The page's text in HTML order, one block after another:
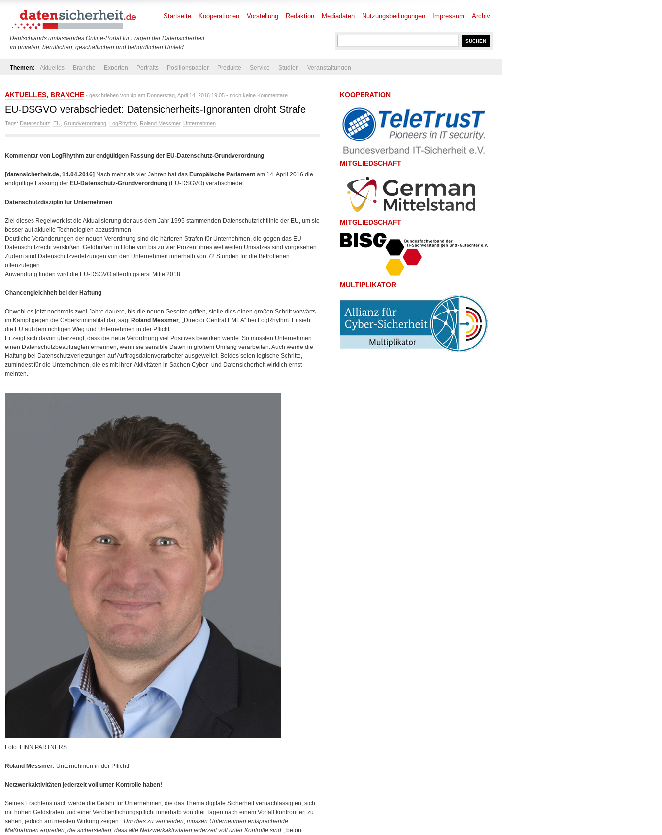
Deutschlands umfassendes Online-Portal für Fragen der Datensicherheit
im privaten, beruflichen, geschäftlichen und behördlichen Umfeld
Startseite Kooperationen Vorstellung Redaktion Mediadaten Nutzungsbedingungen Impressum Archiv
Themen: Aktuelles Branche Experten Portraits Positionspapier Produkte Service Studien Veranstaltungen
AKTUELLES, BRANCHE - geschrieben von dp am Donnerstag, April 14, 2016 19:05 - noch keine Kommentare
EU-DSGVO verabschiedet: Datensicherheits-Ignoranten droht Strafe
Tags: Datenschutz EU Grundverordnung LogRhythm Roland Messmer, Unternehmen
Kommentar von LogRhythm zur endgültigen Fassung der EU-Datenschutz-Grundverordnung
[datensicherheit.de, 14.04.2016] Nach mehr als vier Jahren hat das Europäische Parlament am 14. April 2016 die
endgültige Fassung der EU-Datenschutz-Grundverordnung (EU-DSGVO) verabschiedet.
Datenschutzdisziplin für Unternehmen
Ziel dieses Regelwerk ist die Aktualisierung der aus dem Jahr 1995 stammenden Datenschutzrichtlinie der EU, um sie
besser auf aktuelle Technologien abzustimmen.
Deutliche Veränderungen der neuen Verordnung sind die härteren Strafen für Unternehmen, die gegen das EU-
Datenschutzrecht verstoßen: Geldbußen in Höhe von bis zu vier Prozent ihres weltweiten Umsatzes sind vorgesehen.
Zudem sind Datenschutzverletzungen von den Unternehmen innerhalb von 72 Stunden für die Betroffenen
offenzulegen.
Anwendung finden wird die EU-DSGVO allerdings erst Mitte 2018.
Chancengleichheit bei der Haftung
Obwohl es jetzt nochmals zwei Jahre dauere, bis die neuen Gesetze griffen, stelle dies einen großen Schritt vorwärts
im Kampf gegen die Cyberkriminalität dar, sagt Roland Messmer, „Director Central EMEA“ bei LogRhythm. Er sieht
die EU auf dem richtigen Weg und Unternehmen in der Pflicht.
Er zeigt sich davon überzeugt, dass die neue Verordnung viel Positives bewirken werde. So müssten Unternehmen
einen Datenschutzbeauftragten ernennen, wenn sie sensible Daten in großem Umfang verarbeiten. Auch werde die
Haftung bei Datenschutzverletzungen auf Auftragsdatenverarbeiter ausgeweitet. Beides seien logische Schritte,
zumindest für die Unternehmen, die es mit ihren Aktivitäten in Sachen Cyber- und Datensicherheit wirklich ernst
meinten.
Foto: FINN PARTNERS
Roland Messmer: Unternehmen in der Pflicht!
Netzwerkaktivitäten jederzeit voll unter Kontrolle haben!
Seines Erachtens nach werde die Gefahr für Unternehmen, die das Thema digitale Sicherheit vernachlässigten, sich
mit hohen Geldstrafen und einer Veröffentlichungspflicht innerhalb von drei Tagen nach einem Vorfall konfrontiert zu
sehen, jedoch am meisten Wirkung zeigen. „Um dies zu vermeiden, müssen Unternehmen entsprechende
Maßnahmen ergreifen, die sicherstellen, dass alle Netzwerkaktivitäten jederzeit voll unter Kontrolle sind“, betont
KOOPERATION
MITGLIEDSCHAFT
MITGLIEDSCHAFT
MULTIPLIKATOR